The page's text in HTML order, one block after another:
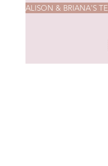
ALISON & BRIANA'S